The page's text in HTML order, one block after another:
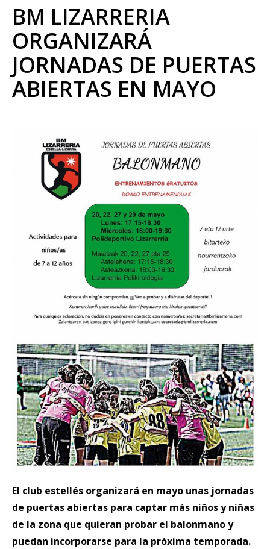
BM LIZARRERIA
ORGANIZARÁ
JORNADAS DE PUERTAS
ABIERTAS EN MAYO
El club estellés organizará en mayo unas jornadas
de puertas abiertas para captar más niños y niñas
de la zona que quieran probar el balonmano y
puedan incorporarse para la próxima temporada.